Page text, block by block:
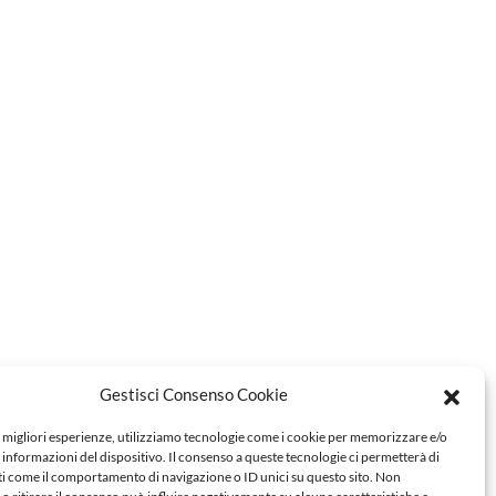
Gestisci Consenso Cookie
esperienze, utilizziamo tecnologie come i cookie per memorizzare e/o
informazioni del dispositivo. Il consenso a queste tecnologie ci permetterà di
come il comportamento di navigazione o ID unici su questo sito. Non